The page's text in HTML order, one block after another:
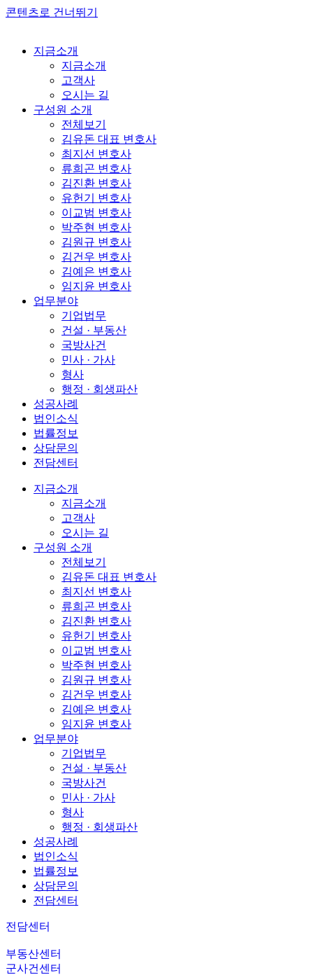
콘텐츠로 건너뛰기
지금소개
지금소개
고객사
오시는 길
구성원 소개
전체보기
김유돈 대표 변호사
최지선 변호사
류희곤 변호사
김진환 변호사
유헌기 변호사
이교범 변호사
박주현 변호사
김원규 변호사
김건우 변호사
김예은 변호사
임지윤 변호사
업무분야
기업법무
건설 · 부동산
국방사건
민사 · 가사
형사
행정 · 회생파산
성공사례
법인소식
법률정보
상담문의
전담센터
지금소개
지금소개
고객사
오시는 길
구성원 소개
전체보기
김유돈 대표 변호사
최지선 변호사
류희곤 변호사
김진환 변호사
유헌기 변호사
이교범 변호사
박주현 변호사
김원규 변호사
김건우 변호사
김예은 변호사
임지윤 변호사
업무분야
기업법무
건설 · 부동산
국방사건
민사 · 가사
형사
행정 · 회생파산
성공사례
법인소식
법률정보
상담문의
전담센터
전담센터
부동산센터
군사건센터